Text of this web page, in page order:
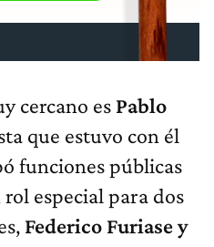
cercano es Pablo
que estuvo con él
funciones públicas
especial para dos
Federico Furiase y